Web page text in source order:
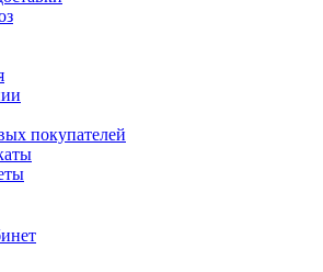
покупателей